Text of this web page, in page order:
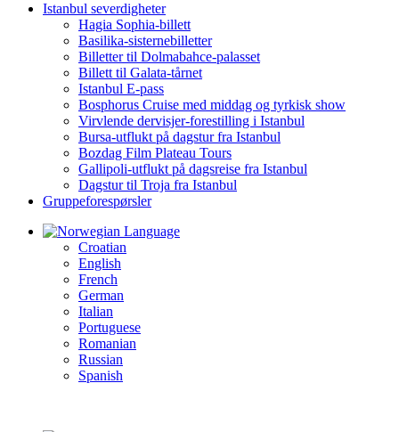
Istanbul severdigheter
Hagia Sophia-billett
Basilika-sisternebilletter
Billetter til Dolmabahce-palasset
Billett til Galata-tårnet
Istanbul E-pass
Bosphorus Cruise med middag og tyrkisk show
Virvlende dervisjer-forestilling i Istanbul
Bursa-utflukt på dagstur fra Istanbul
Bozdag Film Plateau Tours
Gallipoli-utflukt på dagsreise fra Istanbul
Dagstur til Troja fra Istanbul
Gruppeforespørsler
Language
Croatian
English
French
German
Italian
Portuguese
Romanian
Russian
Spanish